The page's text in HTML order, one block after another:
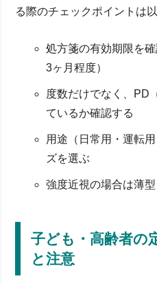
る際のチェックポイントは
処方箋の有効期限を
3ヶ月程度）
度数だけでなく、PD
ているか確認する
用途（日常用・運転
ズを選ぶ
強度近視の場合は薄
子ども・高齢者の
と注意